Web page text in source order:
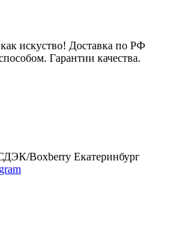
искуство! Доставка по РФ
Гарантии качества.
Boxberry Екатеринбург